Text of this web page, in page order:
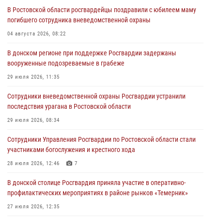
В Ростовской области росгвардейцы поздравили с юбилеем маму
погибшего сотрудника вневедомственной охраны
04 августа 2026, 08:22
В донском регионе при поддержке Росгвардии задержаны
вооруженные подозреваемые в грабеже
29 июля 2026, 11:35
Сотрудники вневедомственной охраны Росгвардии устранили
последствия урагана в Ростовской области
29 июля 2026, 08:34
Сотрудники Управления Росгвардии по Ростовской области стали
участниками богослужения и крестного хода
28 июля 2026, 12:46 7
В донской столице Росгвардия приняла участие в оперативно-
профилактических мероприятиях в районе рынков «Темерник»
27 июля 2026, 12:35